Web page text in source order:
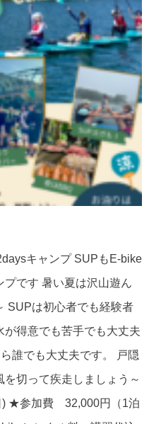
キャンプ SUPもE-bike
プです 暑い夏は沢山遊ん
SUPは初心者でも経験者
得意でも苦手でも大丈夫
誰でも大丈夫です。 戸隠
切って疾走しましょう～
★参加費 32,000円（1泊